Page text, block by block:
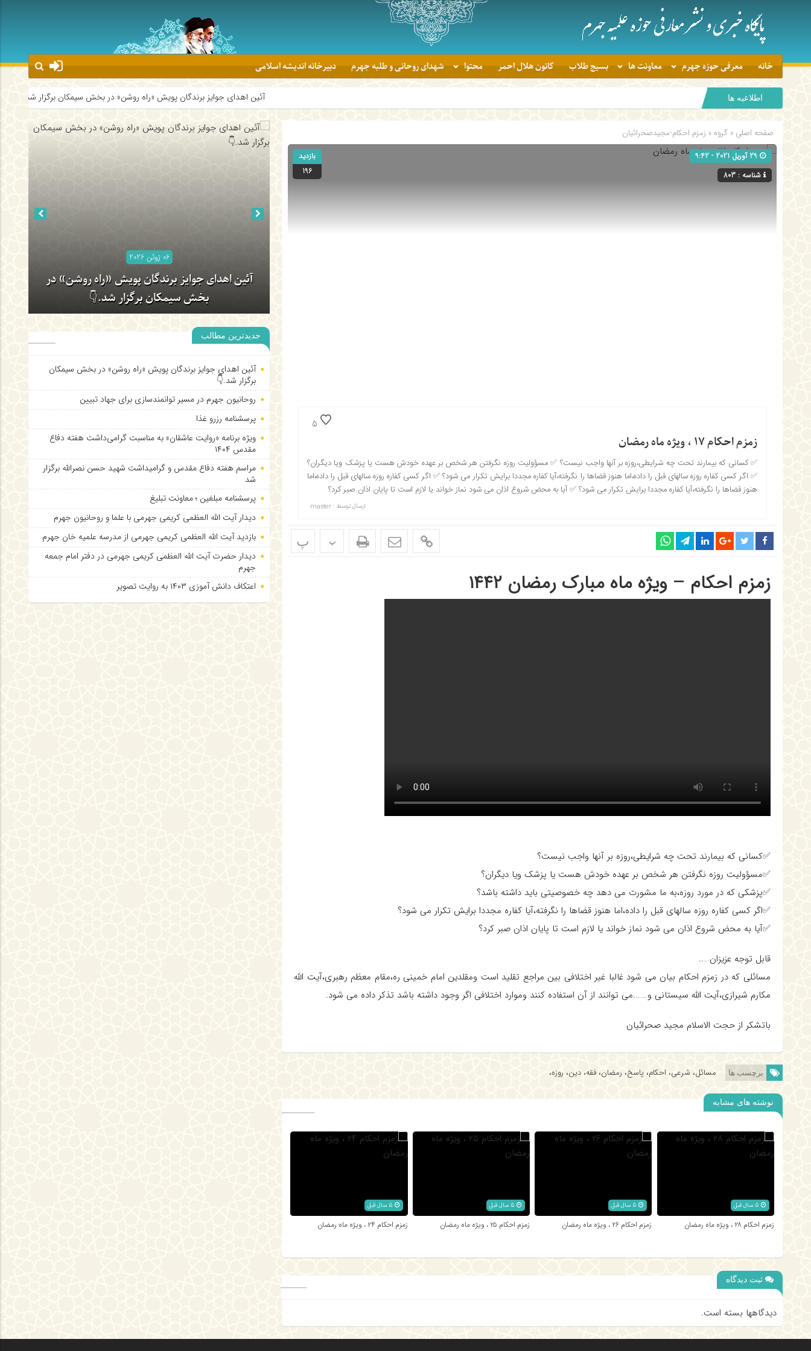
خانه معرفی حوزه جهرم معاونت ها بسیج طلاب کانون هلال احمر محتوا شهدای روحانی و طلبه جهرم دبیرخانه اندیشه اسلامی
اطلاعیه ها آئین اهدای جوایز برندگان پویش «راه روشن» در بخش سیمکان برگزار شد.👇
صفحه اصلی » گروه » زمزم احکام-مجیدصحرائیان
شناسه : 803
بازدید
196
5
زمزم احکام ۱۷ ، ویژه ماه رمضان
✅ کسانی که بیمارند تحت چه شرایطی،روزه بر آنها واجب نیست؟ ✅ مسؤولیت روزه نگرفتن هر شخص بر عهده خودش هست یا پزشک ویا دیگران؟
✅ اگر کسی کفاره روزه سالهای قبل را داده،اما هنوز قضاها را نگرفته،آیا کفاره مجددا برایش تکرار می شود؟ ✅ اگر کسی کفاره روزه سالهای قبل را داده،اما
هنوز قضاها را نگرفته،آیا کفاره مجددا برایش تکرار می شود؟ ✅ آیا به محض شروع اذان می شود نماز خواند یا لازم است تا پایان اذان صبر کرد؟
ارسال توسط : master
پ پ
زمزم احکام – ویژه ماه مبارک رمضان ۱۴۴۲
✅کسانی که بیمارند تحت چه شرایطی،روزه بر آنها واجب نیست؟
✅مسؤولیت روزه نگرفتن هر شخص بر عهده خودش هست یا پزشک ویا دیگران؟
✅پزشکی که در مورد روزه،به ما مشورت می دهد چه خصوصیتی باید داشته باشد؟
✅اگر کسی کفاره روزه سالهای قبل را داده،اما هنوز قضاها را نگرفته،آیا کفاره مجددا برایش تکرار می شود؟
✅آیا به محض شروع اذان می شود نماز خواند یا لازم است تا پایان اذان صبر کرد؟
قابل توجه عزیزان…..
مسائلی که در زمزم احکام بیان می شود غالبا غیر اختلافی بین مراجع تقلید است ومقلدین امام خمینی ره،مقام معظم رهبری،آیت الله
مکارم شیرازی،آیت الله سیستانی و…….می توانند از آن استفاده کنند وموارد اختلافی اگر وجود داشته باشد تذکر داده می شود.
باتشکر از حجت الاسلام مجید صحرائیان
برچسب ها مسائل، شرعی، احکام، پاسخ، رمضان، فقه، دین، روزه،
نوشته های مشابه
زمزم احکام ۲۸ ، ویژه ماه رمضان
5 سال قبل
زمزم احکام ۲۶ ، ویژه ماه رمضان زمزم احکام ۲۵ ، ویژه ماه رمضان زمزم احکام ۲۴ ، ویژه ماه رمضان
ثبت دیدگاه
دیدگاهها بسته است.
06 ژوئن 2026
آئین اهدای جوایز برندگان پویش «راه روشن» در
بخش سیمکان برگزار شد.👇
روحانیون جهرم در مسیر توانمندسازی برای جهاد
تبیین
جدیدترین مطالب
آئین اهدای جوایز برندگان پویش «راه روشن» در بخش سیمکان
برگزار شد.👇
روحانیون جهرم در مسیر توانمندسازی برای جهاد تبیین
پرسشنامه رزرو غذا
ویژه برنامه «روایت عاشقان» به مناسبت گرامی‌داشت هفته دفاع
مقدس ۱۴۰۴
مراسم هفته دفاع مقدس و گرامیداشت شهید حسن نصرالله برگزار
شد
پرسشنامه مبلغین ؛ معاونت تبلیغ
دیدار آیت الله العظمی کریمی جهرمی با علما و روحانیون جهرم
بازدید آیت الله العظمی کریمی جهرمی از مدرسه علمیه خان جهرم
دیدار حضرت آیت الله العظمی کریمی جهرمی در دفتر امام جمعه
جهرم
اعتکاف دانش آموزی ۱۴۰۳ به روایت تصویر